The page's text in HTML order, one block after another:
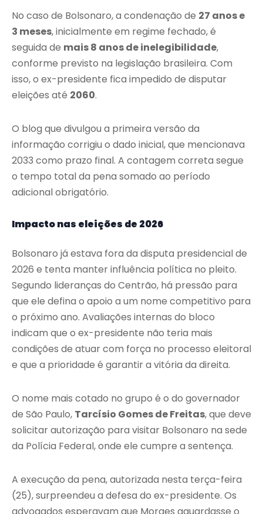
No caso de Bolsonaro, a condenação de 27 anos e
3 meses, inicialmente em regime fechado, é
seguida de mais 8 anos de inelegibilidade,
conforme previsto na legislação brasileira. Com
isso, o ex-presidente fica impedido de disputar
eleições até 2060.
O blog que divulgou a primeira versão da
informação corrigiu o dado inicial, que mencionava
2033 como prazo final. A contagem correta segue
o tempo total da pena somado ao período
adicional obrigatório.
Impacto nas eleições de 2026
Bolsonaro já estava fora da disputa presidencial de
2026 e tenta manter influência política no pleito.
Segundo lideranças do Centrão, há pressão para
que ele defina o apoio a um nome competitivo para
o próximo ano. Avaliações internas do bloco
indicam que o ex-presidente não teria mais
condições de atuar com força no processo eleitoral
e que a prioridade é garantir a vitória da direita.
O nome mais cotado no grupo é o do governador
de São Paulo, Tarcísio Gomes de Freitas, que deve
solicitar autorização para visitar Bolsonaro na sede
da Polícia Federal, onde ele cumpre a sentença.
A execução da pena, autorizada nesta terça-feira
(25), surpreendeu a defesa do ex-presidente. Os